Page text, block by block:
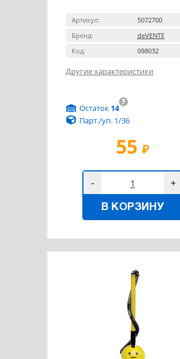
Артикул:
5072700
Бренд:
deVENTE
Код:
098032
Другие характеристики
55 ₽
?
Остаток 14
Парт./уп. 1/36
- +
В КОРЗИНУ